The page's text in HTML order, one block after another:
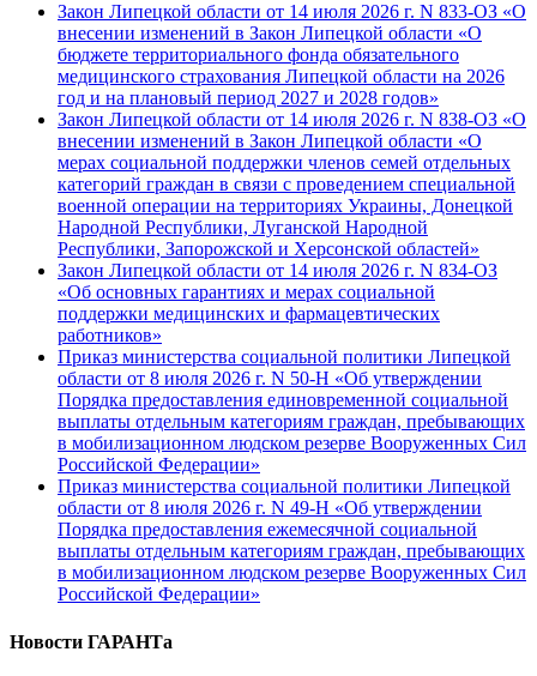
Закон Липецкой области от 14 июля 2026 г. N 833-ОЗ «О
внесении изменений в Закон Липецкой области «О
бюджете территориального фонда обязательного
медицинского страхования Липецкой области на 2026
год и на плановый период 2027 и 2028 годов»
Закон Липецкой области от 14 июля 2026 г. N 838-ОЗ «О
внесении изменений в Закон Липецкой области «О
мерах социальной поддержки членов семей отдельных
категорий граждан в связи с проведением специальной
военной операции на территориях Украины, Донецкой
Народной Республики, Луганской Народной
Республики, Запорожской и Херсонской областей»
Закон Липецкой области от 14 июля 2026 г. N 834-ОЗ
«Об основных гарантиях и мерах социальной
поддержки медицинских и фармацевтических
работников»
Приказ министерства социальной политики Липецкой
области от 8 июля 2026 г. N 50-Н «Об утверждении
Порядка предоставления единовременной социальной
выплаты отдельным категориям граждан, пребывающих
в мобилизационном людском резерве Вооруженных Сил
Российской Федерации»
Приказ министерства социальной политики Липецкой
области от 8 июля 2026 г. N 49-Н «Об утверждении
Порядка предоставления ежемесячной социальной
выплаты отдельным категориям граждан, пребывающих
в мобилизационном людском резерве Вооруженных Сил
Российской Федерации»
Новости ГАРАНТа